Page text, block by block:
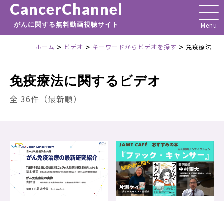
CancerChannel
がんに関する無料動画視聴サイト
ホーム > ビデオ > キーワードからビデオを探す > 免疫療法
免疫療法に関するビデオ
全 36件（最新順）